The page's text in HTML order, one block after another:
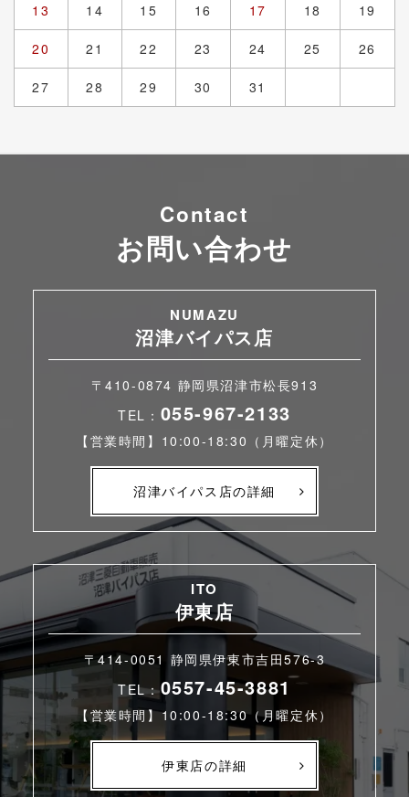
13 14 15 16 17 18 19
20 21 22 23 24 25 26
27 28 29 30 31
Contact
お問い合わせ
NUMAZU
沼津バイパス店
〒410-0874 静岡県沼津市松長913
TEL： 055-967-2133
【営業時間】10:00-18:30（月曜定休）
沼津バイパス店の詳細
ITO
伊東店
〒414-0051 静岡県伊東市吉田576-3
TEL：0557-45-3881
【営業時間】10:00-18:30（月曜定休）
伊東店の詳細